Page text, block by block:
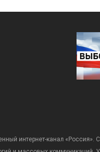
интернет-канал